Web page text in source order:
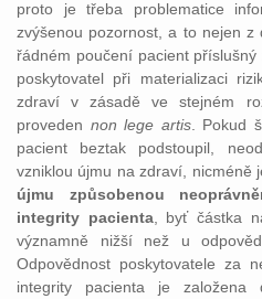
proto je třeba problematice
zvýšenou pozornost, a to nejen
řádném poučení pacient
poskytovatel při materializaci
zdraví v zásadě ve stejném
proveden non lege artis. Pokud
pacient beztak podstoupil,
vzniklou újmu na zdraví, nicméně
újmu způsobenou
integrity pacienta, byť částka
významně nižší než u
Odpovědnost poskytovatele za
integrity pacienta je